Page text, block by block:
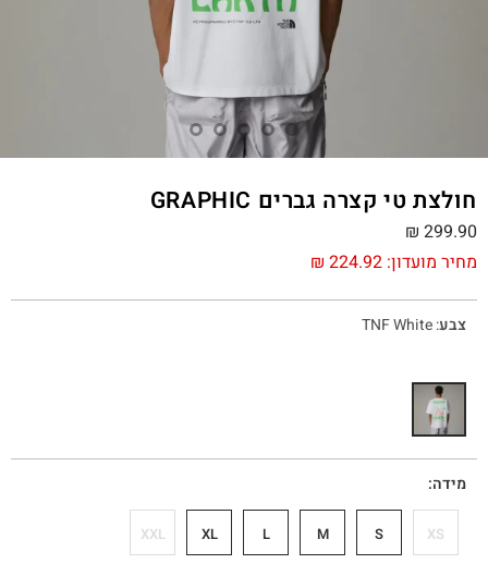
חולצת טי קצרה גברים GRAPHIC
מחיר מועדון: ₪ 224.92
₪ 299.90
צבע:
TNF White
מידה
XS
S
M
L
XL
XXL